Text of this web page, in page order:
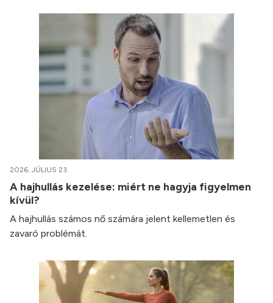
2026. JÚLIUS 23.
A hajhullás kezelése: miért ne hagyja figyelmen
kívül?
A hajhullás számos nő számára jelent kellemetlen és
zavaró problémát.